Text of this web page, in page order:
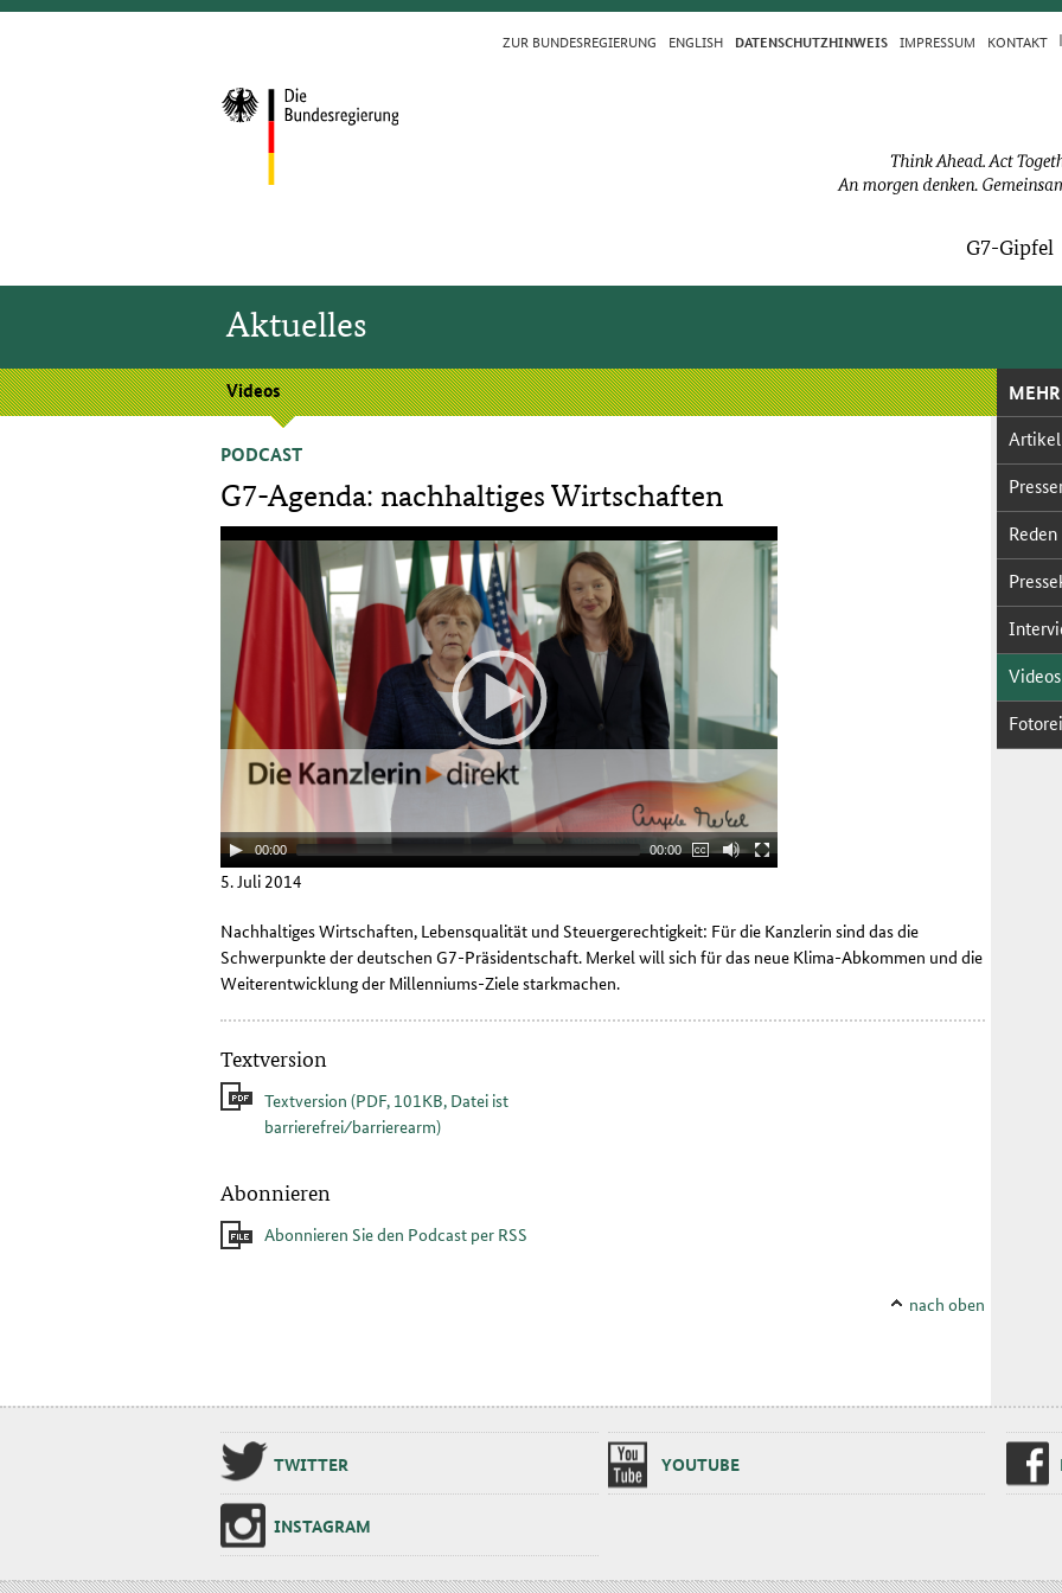
ZUR BUN­DES­RE­GIE­RUNG ENGLISH DA­TEN­SCHUTZ­HIN­WEIS IM­PRES­S­UM KON­TAKT
G7-Gip­fel
Aktuelles
Videos
PODCAST
G7-Agenda: nachhaltiges Wirtschaften
00:00 00:00
5. Juli 2014
Nachhaltiges Wirtschaften, Lebensqualität und Steuergerechtigkeit: Für die Kanzlerin sind das die
Schwerpunkte der deutschen G7-Präsidentschaft. Merkel will sich für das neue Klima-Abkommen und die
Weiterentwicklung der Millenniums-Ziele starkmachen.
Textversion
Textversion(PDF, 101KB, Datei ist
barrierefrei⁄barrierearm)
Abonnieren
Abonnieren Sie den Podcast per RSS
nach oben
MEHR
Ar­ti­kel
Re­den
Vi­deos
TWIT­TER YOU­TU­BE
INS­TA­GRAM